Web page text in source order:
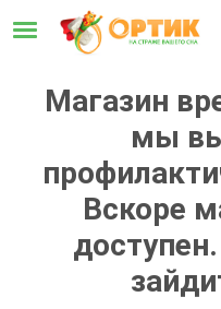
Магазин
мы
Вскоре